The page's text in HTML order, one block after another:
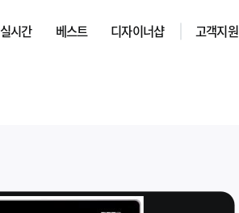
실시간 베스트 디자이너샵 고객지원